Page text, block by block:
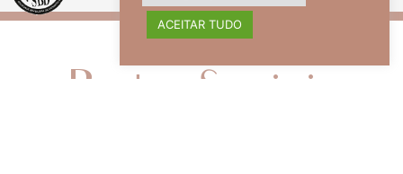
Redes Sociais
ACEITAR TUDO